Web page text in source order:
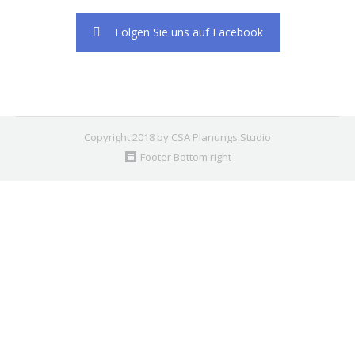
Folgen Sie uns auf Facebook
Copyright 2018 by CSA Planungs.Studio
Footer Bottom right